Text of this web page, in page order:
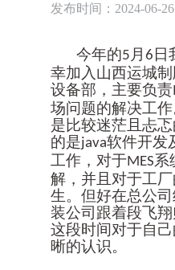
发布时间：2024-06-26
今年的5 月 6日
幸加入山西运城
设备部 ，主要负责
场问题的解决工
是比较迷茫且忐
的是java软件开发
工作，对于MES系
解，并且对于工
生。但好在总公
装公司跟着段飞
这段时间对于自
晰的认识。